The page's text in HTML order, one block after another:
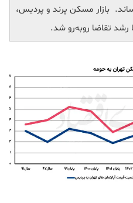
بازار مسکن پرند و پردیس،
رشد تقاضا روبه‌رو شد.